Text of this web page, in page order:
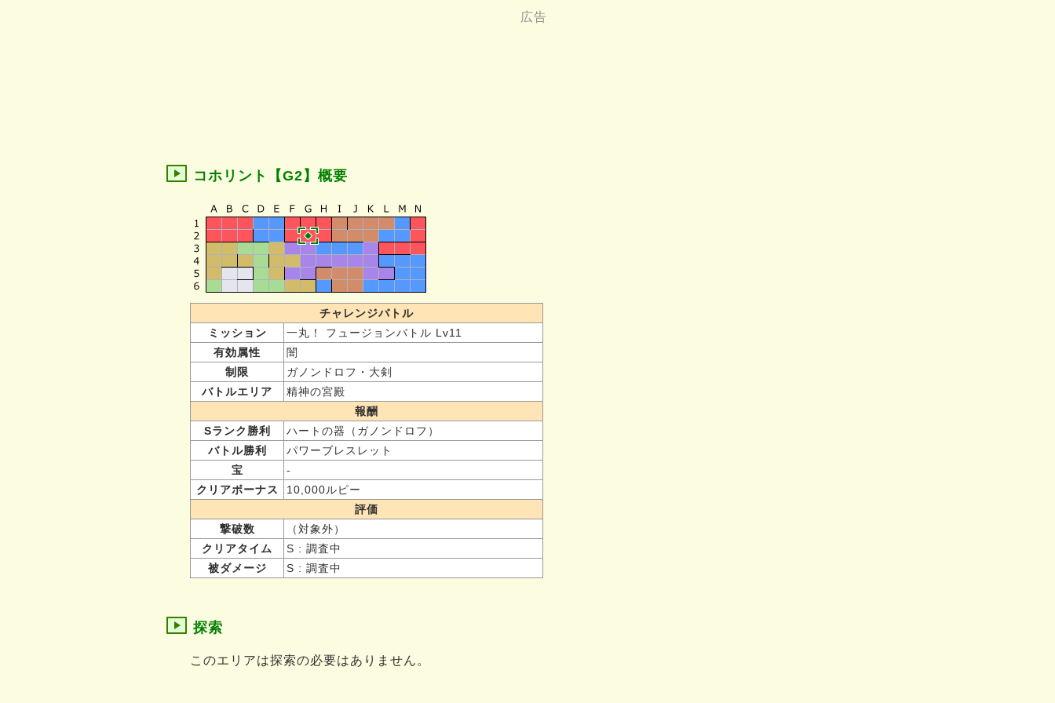
コホリント【G2】概要
チャレンジバトル
ミッション
一丸！ フュージョンバトル Lv11
有効属性
闇
制限
ガノンドロフ・大剣
バトルエリア
精神の宮殿
報酬
Sランク勝利
ハートの器（ガノンドロフ）
バトル勝利
パワーブレスレット
宝
-
クリアボーナス
10,000ルピー
評価
撃破数
（対象外）
クリアタイム
S : 調査中
被ダメージ
S : 調査中
探索
このエリアは探索の必要はありません。